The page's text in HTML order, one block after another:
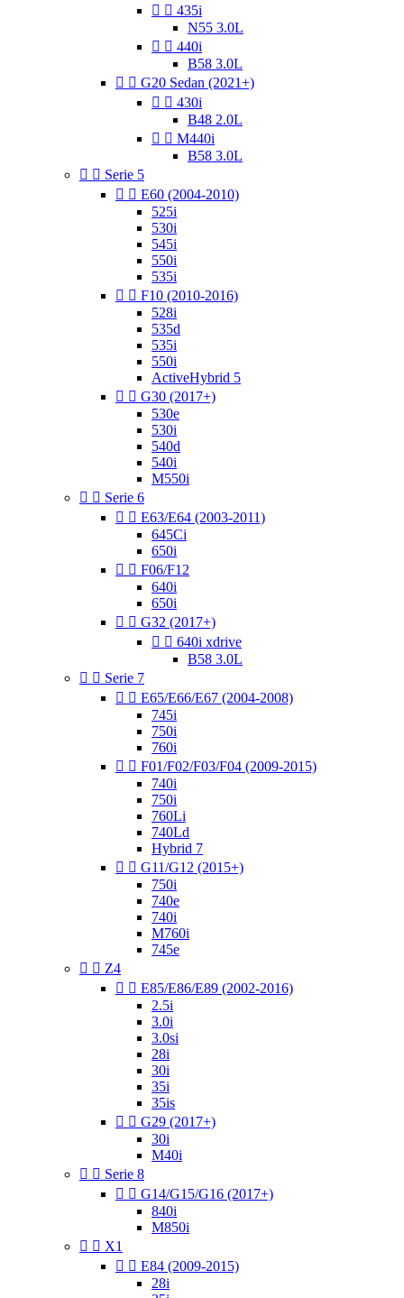
  435i
N55 3.0L
  440i
B58 3.0L
  G20 Sedan (2021+)
  430i
B48 2.0L
  M440i
B58 3.0L
  Serie 5
  E60 (2004-2010)
525i
530i
545i
550i
535i
  F10 (2010-2016)
528i
535d
535i
550i
ActiveHybrid 5
  G30 (2017+)
530e
530i
540d
540i
M550i
  Serie 6
  E63/E64 (2003-2011)
645Ci
650i
  F06/F12
640i
650i
  G32 (2017+)
  640i xdrive
B58 3.0L
  Serie 7
  E65/E66/E67 (2004-2008)
745i
750i
760i
  F01/F02/F03/F04 (2009-2015)
740i
750i
760Li
740Ld
Hybrid 7
  G11/G12 (2015+)
750i
740e
740i
M760i
745e
  Z4
  E85/E86/E89 (2002-2016)
2.5i
3.0i
3.0si
28i
30i
35i
35is
  G29 (2017+)
30i
M40i
  Serie 8
  G14/G15/G16 (2017+)
840i
M850i
  X1
  E84 (2009-2015)
28i